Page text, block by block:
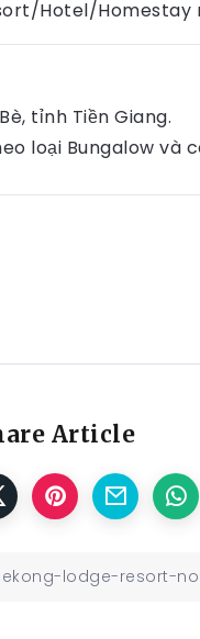
Hotel/Homestay
tỉnh Tiền Giang.
loại Bungalow
Article